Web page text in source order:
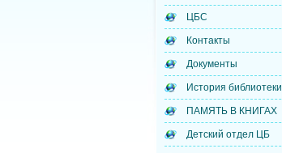
ЦБС
Контакты
Документы
История библиотеки
ПАМЯТЬ В КНИГАХ
Детский отдел ЦБ